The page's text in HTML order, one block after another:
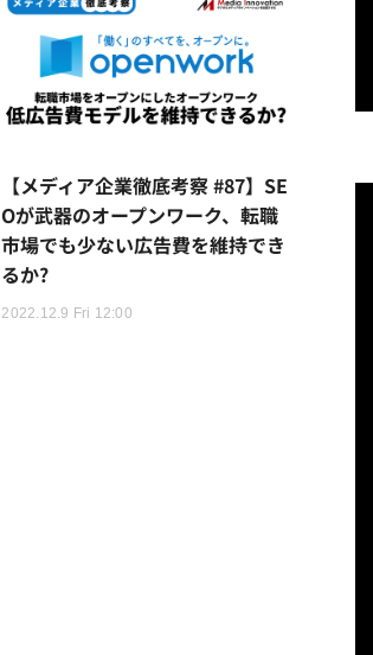
【メディア企業徹底考察 #87】SE
Oが武器のオープンワーク、転職
市場でも少ない広告費を維持でき
るか?
2022.12.9 Fri 12:00